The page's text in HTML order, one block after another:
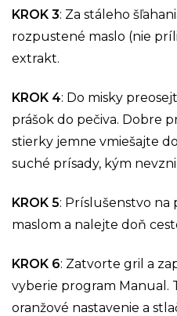
KROK 3: Za stáleho
rozpustené maslo (nie
extrakt.
KROK 4: Do misky
prášok do pečiva. Dobre
stierky jemne vmiešajte
suché prísady, kým
KROK 5: Príslušenstvo na
maslom a nalejte doň
KROK 6: Zatvorte gril a
vyberie program Manual.
oranžové nastavenie a